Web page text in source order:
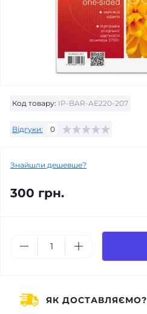
Код товару: IP-BAR-AE220-207
Відгуки: 0
Знайшли дешевше?
300 грн.
ЯК ДОСТАВЛЯЄМО?